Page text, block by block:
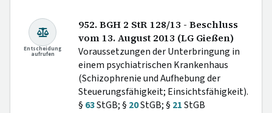
Entscheidung
aufrufen
952. BGH 2 StR 128/13 - Beschluss
vom 13. August 2013 (LG Gießen)
Voraussetzungen der Unterbringung in
einem psychiatrischen Krankenhaus
(Schizophrenie und Aufhebung der
Steuerungsfähigkeit; Einsichtsfähigkeit).
§ 63StGB; § 20StGB; § 21StGB